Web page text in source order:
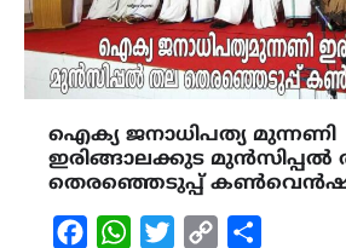
ഐക്യ ജനാധിപത്യ മുന്നണി
ഇരിങ്ങാലക്കുട മുൻസിപ്പൽ
തെരഞ്ഞെടുപ്പ്
FacebookWhatsAppTwitterCopy